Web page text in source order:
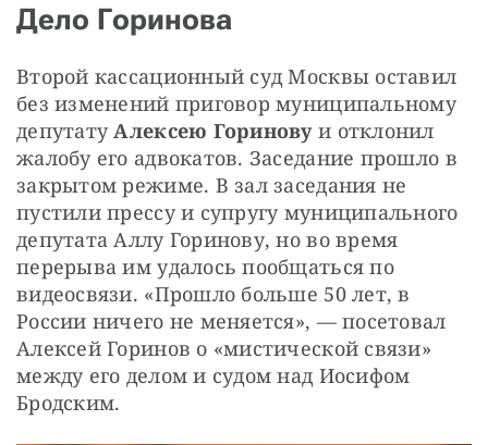
Дело Горинова
Второй кассационный суд Москвы оставил
без изменений приговор муниципальному
депутату Алексею Горинову и отклонил
жалобу его адвокатов. Заседание прошло в
закрытом режиме. В зал заседания не
пустили прессу и супругу муниципального
депутата Аллу Горинову, но во время
перерыва им удалось пообщаться по
видеосвязи. «Прошло больше 50 лет, в
России ничего не меняется», — посетовал
Алексей Горинов о «мистической связи»
между его делом и судом над Иосифом
Бродским.